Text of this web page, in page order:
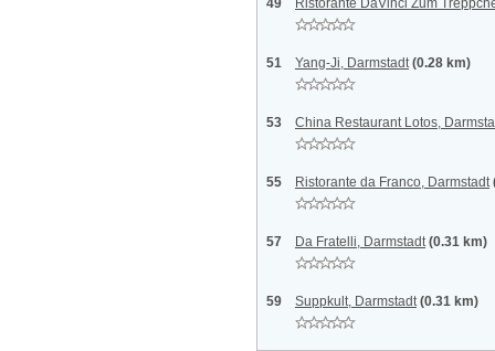
49 Ristorante DaVinci Zum
51 Yang-Ji, Darmstadt (0.28 km)
53 China Restaurant Lotos,
55 Ristorante da Franco, Darmstadt
57 Da Fratelli, Darmstadt (0.31 km)
59 Suppkult, Darmstadt (0.31 km)